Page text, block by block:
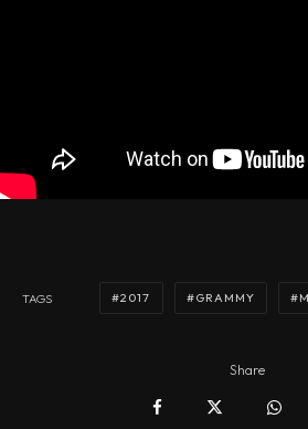
TAGS 2017 GRAMMY
Share